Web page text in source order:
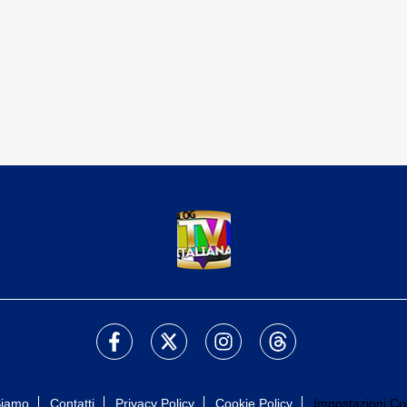
Contatti Privacy Policy Cookie Policy Impostazioni